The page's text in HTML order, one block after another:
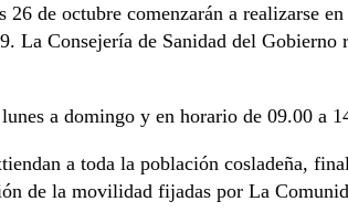
de octubre comenzarán a realizarse
La Consejería de Sanidad del
a domingo y en horario de 09.00 a
a toda la población cosladeña,
de la movilidad fijadas por La